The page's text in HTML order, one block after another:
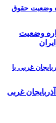
وضعیت
غربی